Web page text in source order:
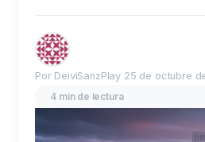
Por DeiviSanzPlay 25 de octubre
4 min de lectura